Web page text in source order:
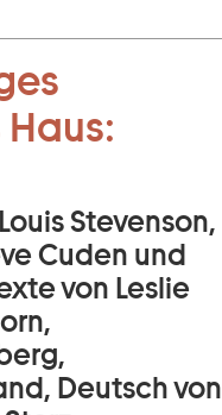
Stevenson,
Cuden und
von Leslie
Deutsch von